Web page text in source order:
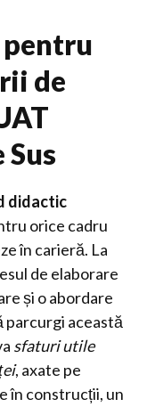
de
didactic
orice cadru
în carieră. La
de elaborare
și o abordare
parcurgi această
sfaturi utile
, axate pe
în construcții, un